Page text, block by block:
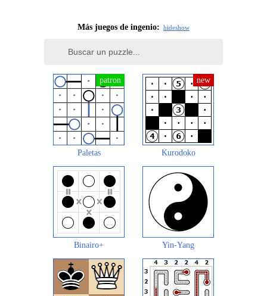
Más juegos de ingenio: hideshow
Paletas Kurodoko
Binairo+ Yin-Yang